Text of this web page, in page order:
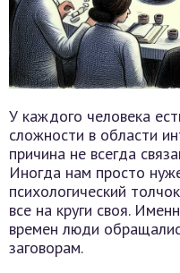
У каждого человека
сложности в области
причина не всегда
Иногда нам просто
психологический
все на круги своя.
времен люди
заговорам.